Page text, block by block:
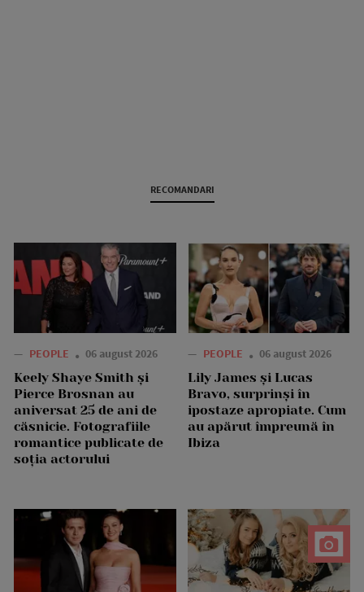
RECOMANDARI
— PEOPLE 06 august 2026
Keely Shaye Smith și
Pierce Brosnan au
aniversat 25 de ani de
căsnicie. Fotografiile
romantice publicate de
soția actorului
— PEOPLE 06 august 2026
Lily James și Lucas
Bravo, surprinși în
ipostaze apropiate. Cum
au apărut împreună în
Ibiza